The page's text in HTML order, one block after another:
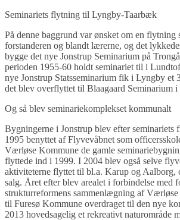
Seminariets flytning til Lyngby-Taarbæk
På denne baggrund var ønsket om en flytning
forstanderen og blandt lærerne, og det
bygge det nye Jonstrup Seminarium på
perioden 1955-60 holdt seminariet til i
nye Jonstrup Statsseminarium fik i Lyngby et
det blev overflyttet til Blaagaard Seminarium i
Og så blev seminariekomplekset kommunalt
Bygningerne i Jonstrup blev efter
1995 benyttet af Flyvevåbnet som
Værløse Kommune de gamle
flyttede ind i 1999. I 2004 blev også selve
aktiviteterne flyttet til bl.a. Karup og Aalborg,
salg. Året efter blev arealet i forbindelse med
strukturreformens sammenlægning af
til Furesø Kommune overdraget til den nye
2013 hovedsagelig et rekreativt naturområde